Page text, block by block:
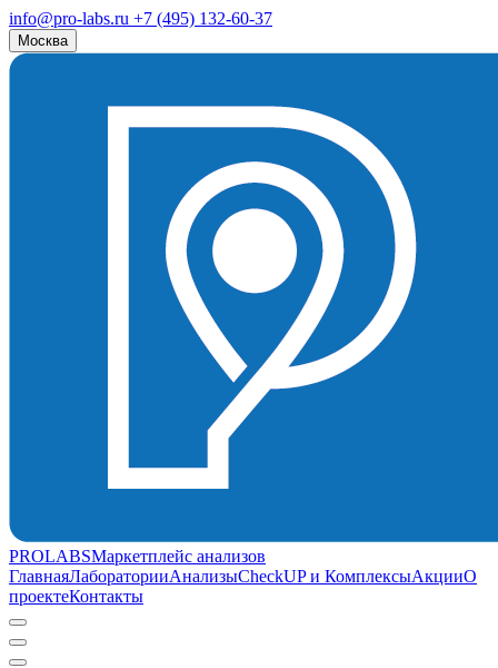
info@pro-labs.ru +7 (495) 132-60-37
Москва
PROLABSМаркетплейс анализов
ГлавнаяЛабораторииАнализыCheckUP и КомплексыАкцииО
проектеКонтакты